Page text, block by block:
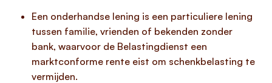
Een onderhandse lening is een particuliere lening
tussen familie, vrienden of bekenden zonder
bank, waarvoor de Belastingdienst een
marktconforme rente eist om schenkbelasting te
vermijden.